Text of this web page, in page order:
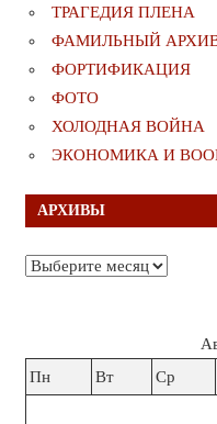
ТРАГЕДИЯ ПЛЕНА
ФАМИЛЬНЫЙ
ФОРТИФИКАЦИЯ
ФОТО
ХОЛОДНАЯ ВОЙНА
ЭКОНОМИКА И
АРХИВЫ
Архивы
Пн
Вт Ср